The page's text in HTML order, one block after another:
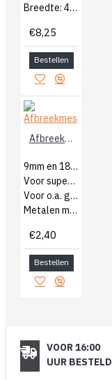
Breedte: 4cm
€8,25
Bestellen
Afbreekmes
9mm en 18mm
Voor superstrak snijden
Voor o.a. glasvezelbehang
Metalen mesgeleiding
€2,40
Bestellen
VOOR 16:00
UUR BESTELD